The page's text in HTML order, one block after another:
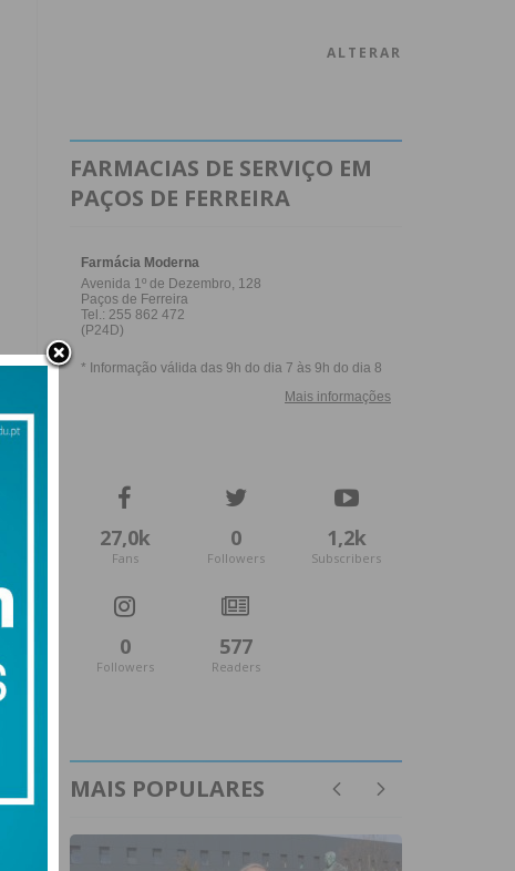
ALTERAR
FARMACIAS DE SERVIÇO EM
PAÇOS DE FERREIRA
27,0k
Fans
0
Followers
1,2k
Subscribers
0
Followers
577
Readers
MAIS POPULARES